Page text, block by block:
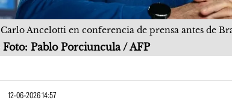
Carlo Ancelotti en conferencia de prensa antes de
Foto: Pablo Porciuncula / AFP
12-06-2026 14:57